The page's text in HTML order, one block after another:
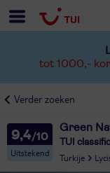
tot 1000,-
Verder zoeken
9,4
Uitstekend
Green
TUI
Turkije